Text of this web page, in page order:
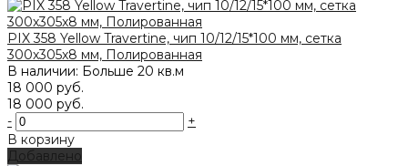
PIX 358 Yellow Travertine, чип 10/12/15*100 мм, сетка
300х305x8 мм, Полированная
В наличии: Больше 20 кв.м
18 000 руб.
18 000 руб.
-
+
В корзину
Добавлено